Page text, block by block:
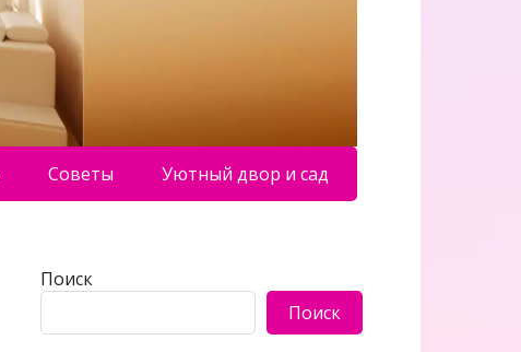
Советы Уютный двор и сад
Поиск
Поиск